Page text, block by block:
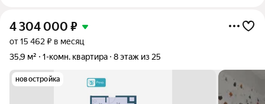
4 304 000 ₽
от 15 462 ₽ в месяц
35,9 м²
1-комн. квартира 8 этаж из 25
новостройка